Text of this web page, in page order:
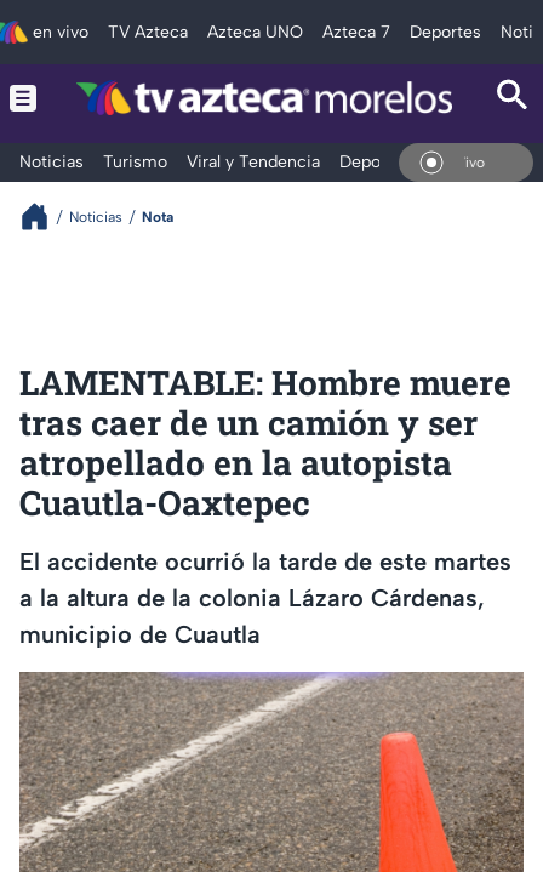
en vivo TV Azteca Azteca UNO Azteca 7 Deportes
Noticias Turismo Viral y Tendencia Deportes Espectáculos
En Vivo
Noticias Nota
LAMENTABLE: Hombre muere
tras caer de un camión y ser
atropellado en la autopista
Cuautla-Oaxtepec
El accidente ocurrió la tarde de este martes
a la altura de la colonia Lázaro Cárdenas,
municipio de Cuautla